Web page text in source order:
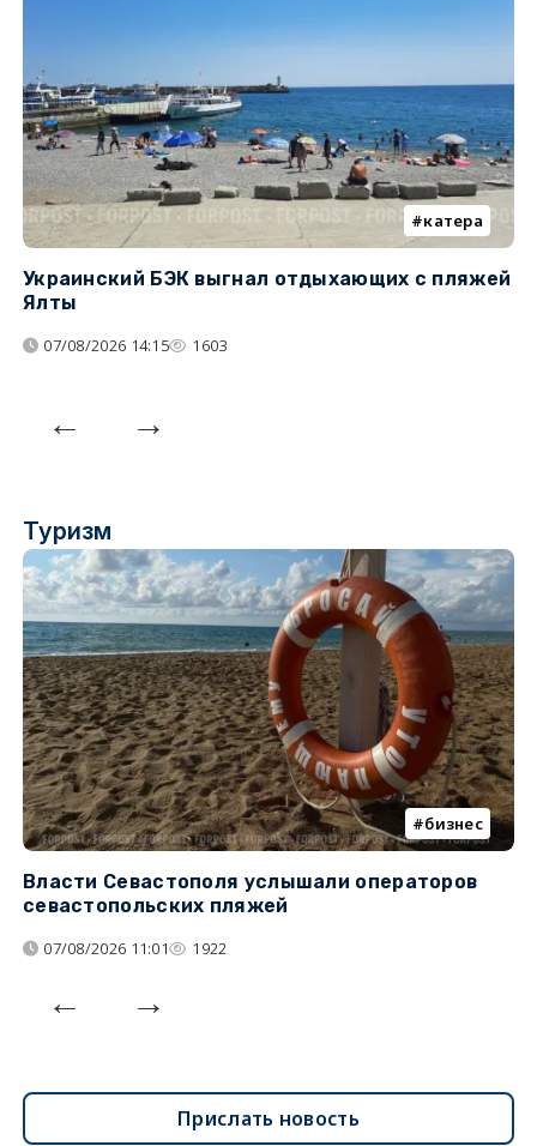
катера
Украинский БЭК выгнал отдыхающих с пляжей
Ялты
07/08/2026 14:15 1603
Туризм
бизнес
Власти Севастополя услышали операторов
севастопольских пляжей
07/08/2026 11:01 1922
Прислать новость